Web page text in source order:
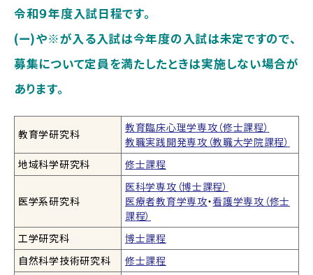
令和９年度入試日程です。
(ー)や※が入る入試は今年度の入試は未定ですので、
募集について定員を満たしたときは実施しない場合が
あります。
教育学研究科
教育臨床心理学専攻（修士課程）
教職実践開発専攻（教職大学院課程）
地域科学研究科
修士課程
医学系研究科
医科学専攻（博士課程）
医療者教育学専攻・看護学専攻（修士
課程）
工学研究科
博士課程
自然科学技術研究科
修士課程